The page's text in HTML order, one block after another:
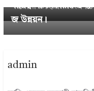
করোনা ভাইরাস
দায়িত্ব পালনকারীর
জ উন্নয়ন।
admin